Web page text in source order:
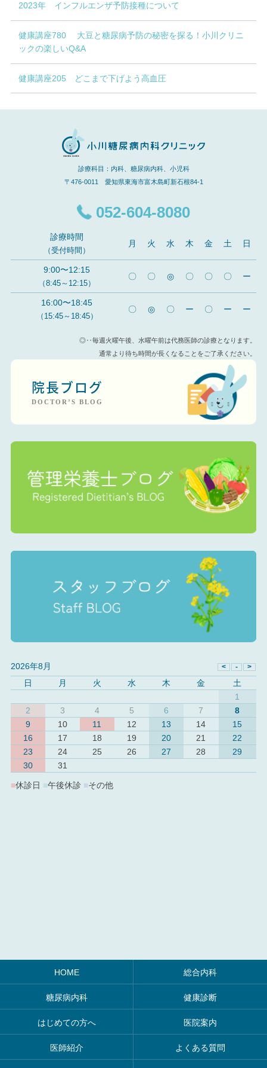
2023年 インフルエンザ予防接種について
健康講座780 大豆と糖尿病予防の秘密を探る！小川クリニ
ックの楽しいQ&A
健康講座205 どこまで下げよう高血圧
診療科目：内科、糖尿病内科、小児科
〒476-0011 愛知県東海市富木島町新石根84-1
052-604-8080
診療時間
（受付時間）
月 火 水 木 金 土 日
9:00〜12:15
（8:45～12:15）
〇 〇 ◎ 〇 〇 〇 ー
16:00〜18:45
（15:45～18:45）
〇 ◎ 〇 ー 〇 ー ー
◎‥毎週火曜午後、水曜午前は代務医師の診療となります。
通常より待ち時間が長くなることをご了承ください。
院長ブログ
DOCTOR’S BLOG
2026年8月
日
月 火 水 木 金
土
1
2
3 4 5 6 7
8
9
10 11 12 13 14
15
16
17 18 19 20 21
22
23
24 25 26 27 28
29
30
31
■休診日 ■午後休診 その他
HOME 総合内科
糖尿病内科 健康診断
はじめての方へ 医院案内
医師紹介 よくある質問